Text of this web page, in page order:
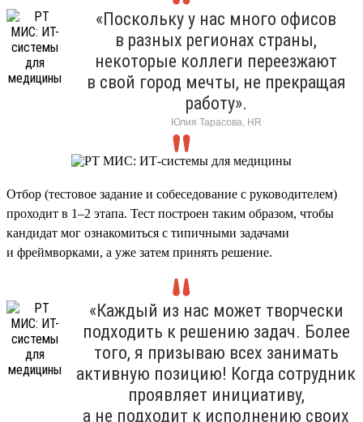
«Поскольку у нас много офисов
в разных регионах страны,
некоторые коллеги переезжают
в свой город мечты, не прекращая
работу».
Юлия Тарасова, HR
Отбор (тестовое задание и собеседование с руководителем)
проходит в 1–2 этапа. Тест построен таким образом, чтобы
кандидат мог ознакомиться с типичными задачами
и фреймворками, а уже затем принять решение.
«Каждый из нас может творчески
подходить к решению задач. Более
того, я призываю всех занимать
активную позицию! Когда сотрудник
проявляет инициативу,
а не подходит к исполнению своих